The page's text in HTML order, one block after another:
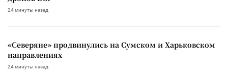
24 минуты назад
«Северяне» продвинулись на Сумском и Харьковском
направлениях
24 минуты назад